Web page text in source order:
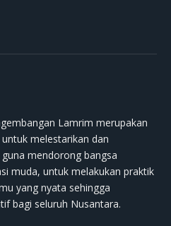
Lamrim merupakan
melestarikan dan
mendorong bangsa
muda, untuk melakukan praktik
yang nyata sehingga
bagi seluruh Nusantara.